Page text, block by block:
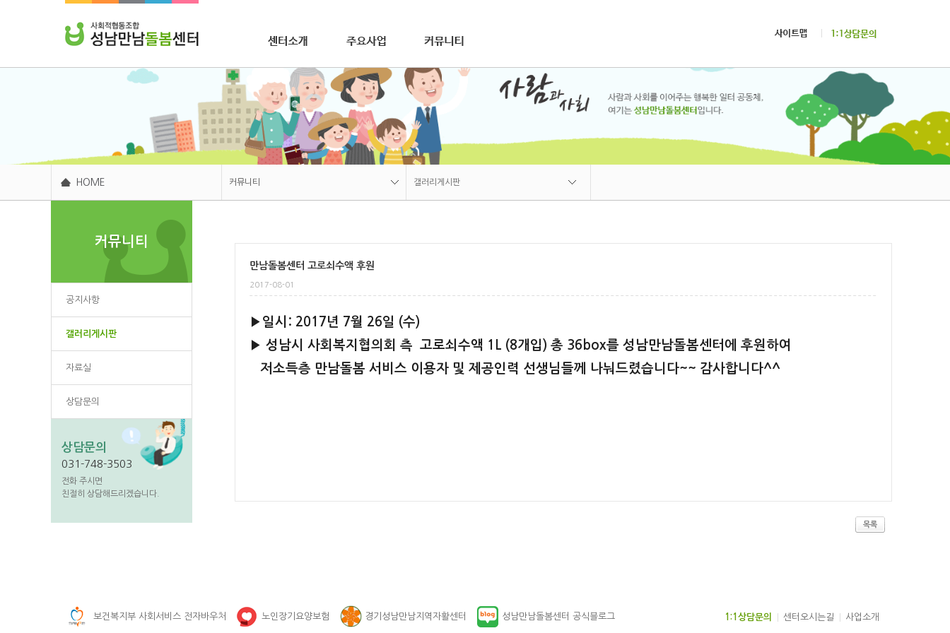
조합소개 연혁 비전 조직 오시는길
재가장기요양사업 장애인활동지원사업 가사간병방문지원사업
공지사항 갤러리게시판 자료실
HOME 커뮤니티
후원봉사
갤러리게시판
커뮤니티
공지사항
갤러리게시판
자료실
상담문의
상담문의
031-748-3503
전화 주시면
친절히 상담해드리겠습니다.
만남돌봄센터 고로쇠수액 후원
2017-08-01
▶ 일시: 2017년 7월 26일 (수)
▶ 성남시 사회복지협의회 측 고로쇠수액 1L (8개입) 총 36box를 성남만남돌봄센터에 후원하여
저소득층 만남돌봄 서비스 이용자 및 제공인력 선생님들께 나눠드렸습니다~~ 감사합니다^^
목록
보건복지부 사회서비스 전자바우처 노인장기요양보험 경기성남만남지역자활센터 성남만남돌봄센터 공식블로그 1:1상담문의 센터오시는길 사업소개